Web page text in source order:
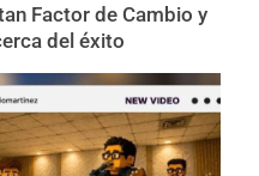
Factor de Cambio y
del éxito